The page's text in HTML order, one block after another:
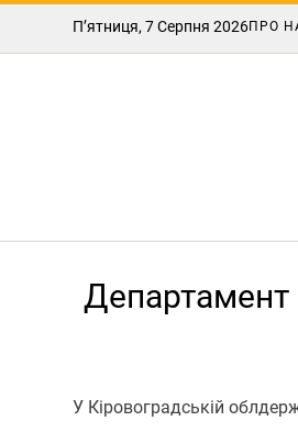
П’ятниця, 7 Серпня 2026ПРО
Департамент
У Кіровоградській